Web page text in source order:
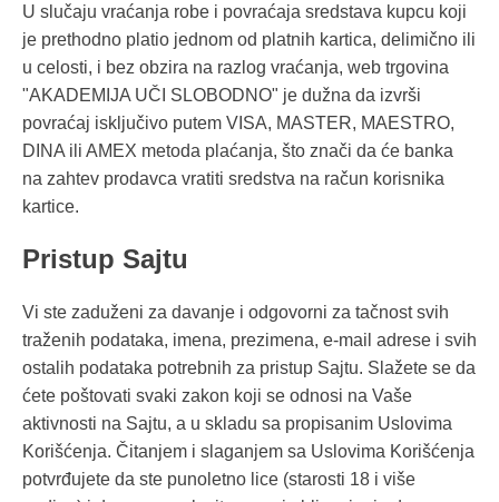
U slučaju vraćanja robe i povraćaja sredstava kupcu koji
je prethodno platio jednom od platnih kartica, delimično ili
u celosti, i bez obzira na razlog vraćanja, web trgovina
"AKADEMIJA UČI SLOBODNO" je dužna da izvrši
povraćaj isključivo putem VISA, MASTER, MAESTRO,
DINA ili AMEX metoda plaćanja, što znači da će banka
na zahtev prodavca vratiti sredstva na račun korisnika
kartice.
Pristup Sajtu
Vi ste zaduženi za davanje i odgovorni za tačnost svih
traženih podataka, imena, prezimena, e-mail adrese i svih
ostalih podataka potrebnih za pristup Sajtu. Slažete se da
ćete poštovati svaki zakon koji se odnosi na Vaše
aktivnosti na Sajtu, a u skladu sa propisanim Uslovima
Korišćenja. Čitanjem i slaganjem sa Uslovima Korišćenja
potvrđujete da ste punoletno lice (starosti 18 i više